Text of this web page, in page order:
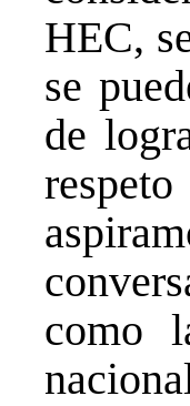
HEC,
se
de
como